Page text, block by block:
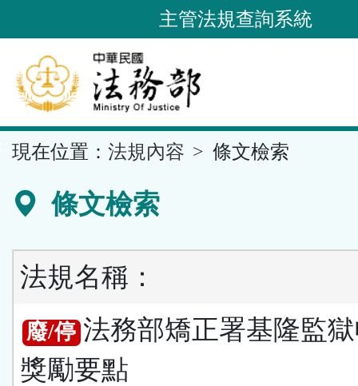
到
要
內
容
區
主管法規查詢系統
現在位置： 法規內容 條文檢索
條文檢索
法規名稱：
廢/停 法務部矯正署基隆監
獎勵要點